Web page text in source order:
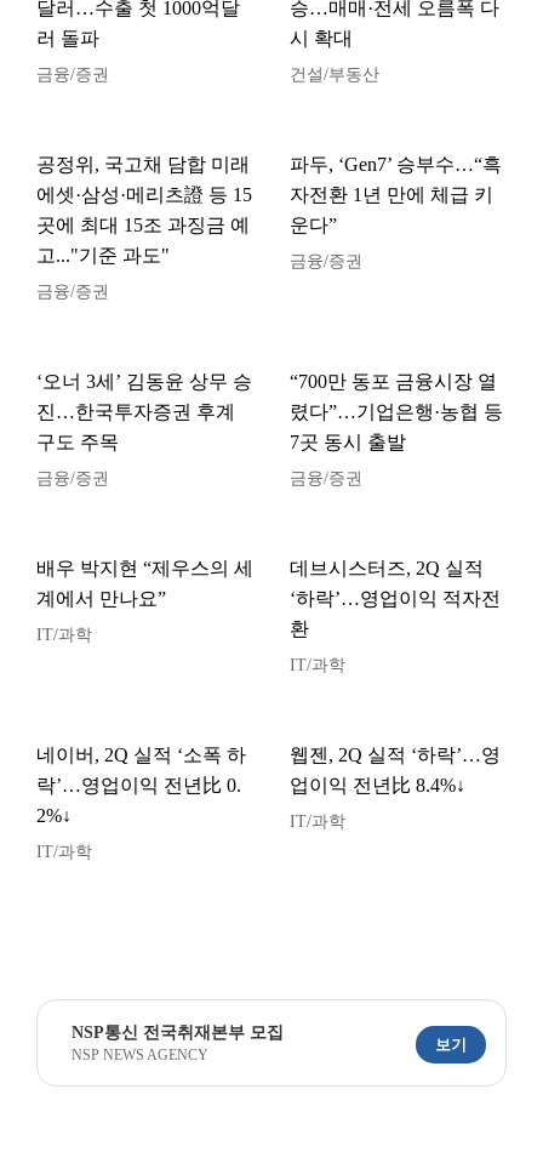
달러…수출 첫 1000억달
러 돌파
금융/증권
승…매매·전세 오름폭 다
시 확대
건설/부동산
공정위, 국고채 담합 미래
에셋·삼성·메리츠證 등 15
곳에 최대 15조 과징금 예
고..."기준 과도"
금융/증권
파두, ‘Gen7’ 승부수…“흑
자전환 1년 만에 체급 키
운다”
금융/증권
‘오너 3세’ 김동윤 상무 승
진…한국투자증권 후계
구도 주목
금융/증권
“700만 동포 금융시장 열
렸다”…기업은행·농협 등
7곳 동시 출발
금융/증권
배우 박지현 “제우스의 세
계에서 만나요”
IT/과학
데브시스터즈, 2Q 실적
‘하락’…영업이익 적자전
환
IT/과학
네이버, 2Q 실적 ‘소폭 하
락’…영업이익 전년比 0.
2%↓
IT/과학
웹젠, 2Q 실적 ‘하락’…영
업이익 전년比 8.4%↓
IT/과학
NSP통신 전국취재본부 모집
NSP NEWS AGENCY
보기